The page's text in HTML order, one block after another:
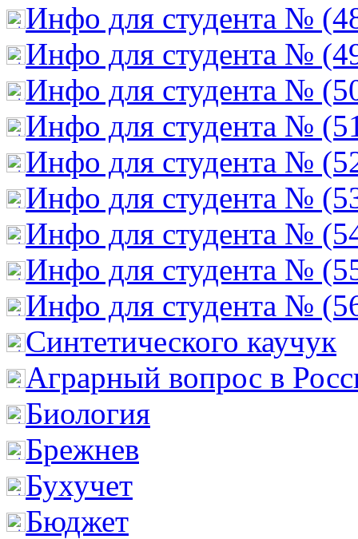
Инфо для студента №
Инфо для студента №
Инфо для студента №
Инфо для студента №
Инфо для студента №
Инфо для студента №
Инфо для студента №
Инфо для студента №
Инфо для студента №
Cинтетического каучук
Аграрный вопрос в
Биология
Брежнев
Бухучет
Бюджет